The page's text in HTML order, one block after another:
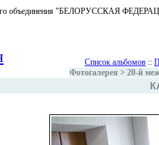
объединения "БЕЛОРУССКАЯ
Список альбомов ::
Фотогалерея > 20-й